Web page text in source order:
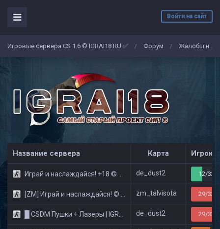
Войти на сайт
Игровые сервера CS 1.6 © IGRAI18.RU ✅ / Форум / Жалобы на админов/игроков
Название сервера Карта
Играй и наслаждайся! +18 © Public de_dust2 12/32
[ZM] Играй и наслаждайся! © Zombie Show zm_talvisota 29/32
█ CSDM Пушки + Лазеры | IGRAI18.RU ツ █ de_dust2 29/32